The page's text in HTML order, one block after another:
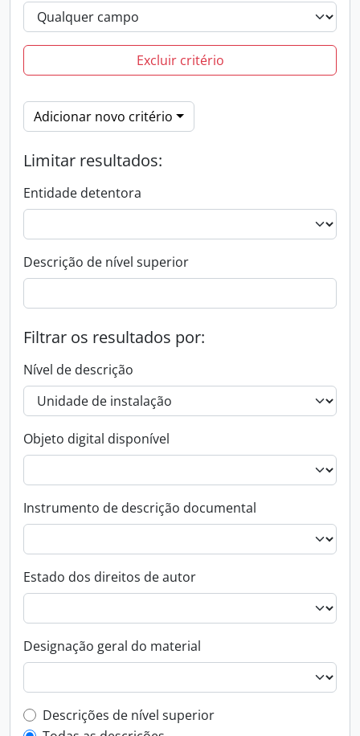
Excluir critério
Adicionar novo critério
Limitar resultados:
Entidade detentora
Descrição de nível superior
Filtrar os resultados por:
Nível de descrição
Objeto digital disponível
Instrumento de descrição documental
Estado dos direitos de autor
Designação geral do material
Top-level description filter
Descrições de nível superior